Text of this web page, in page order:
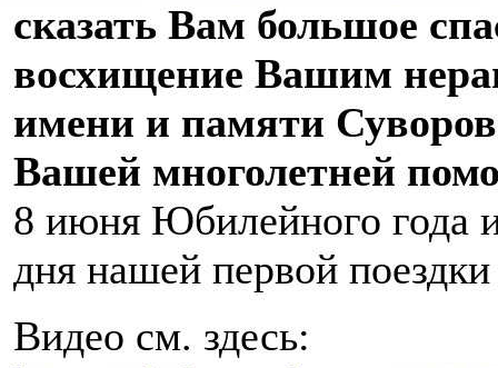
сказать Вам большое
восхищение Вашим
имени и памяти
Вашей многолетней
8 июня Юбилейного года
дня нашей первой
Видео см. здесь: